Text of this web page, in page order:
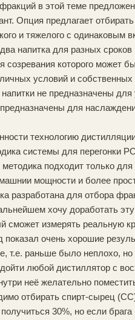
в этой теме
Опция предлагает
и тяжелого с
напитка для разных
которого может
условий и
не предназначены для
для
технологию
системы для перегонки
методика подходит только
мощности и более
разработана для отбора
хочу доработать
сможет измерять реальную
очень хорошие
т.е. раньше было неплохо, но
любой дистиллятор с
неё желательно
отбирать спирт-сырец
30%, но если